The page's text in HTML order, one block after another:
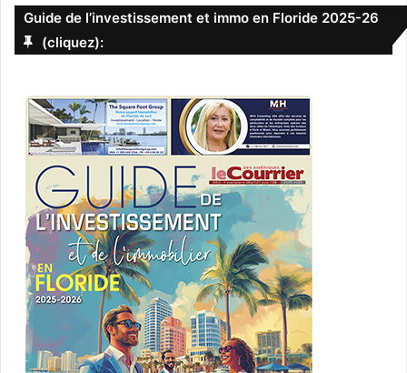
Guide de l’investissement et immo en Floride 2025-26
(cliquez):